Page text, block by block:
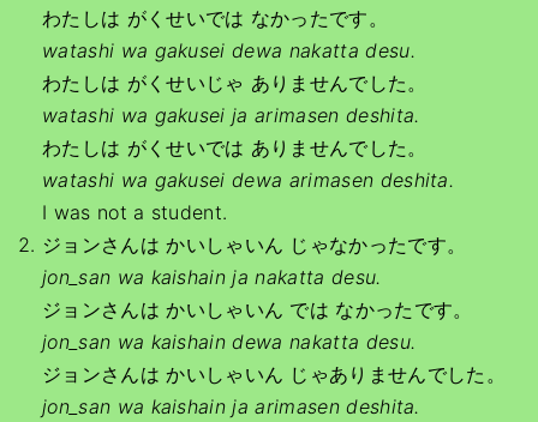
わたしは がくせいでは なかったです。
watashi wa gakusei dewa nakatta desu.
わたしは がくせいじゃ ありませんでした。
watashi wa gakusei jaarimasen deshita.
わたしは がくせいでは ありませんでした。
watashi wa gakusei dewa arimasen deshita.
I was not a student.
ジョンさんは かいしゃいん じゃなかったです。
jon_san wa kaishain janakatta desu.
ジョンさんは かいしゃいん では なかったです。
jon_san wa kaishain dewanakatta desu.
ジョンさんは かいしゃいん じゃありませんでした。
jon_san wa kaishain jaarimasen deshita.